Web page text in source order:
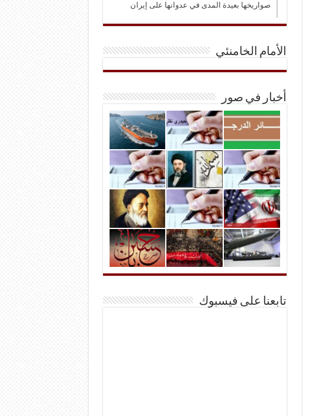
صواريخها بعيدة المدى في عدوانها على إيران
الأمام الخامنئي
أخبار في صور
تابعنا على فيسبوك